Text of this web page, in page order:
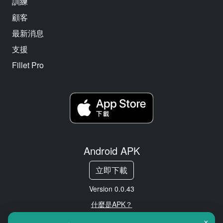
顧客
最新消息
支援
Fillet Pro
Android APK
立即下載
Version 0.0.43
什麼是APK？